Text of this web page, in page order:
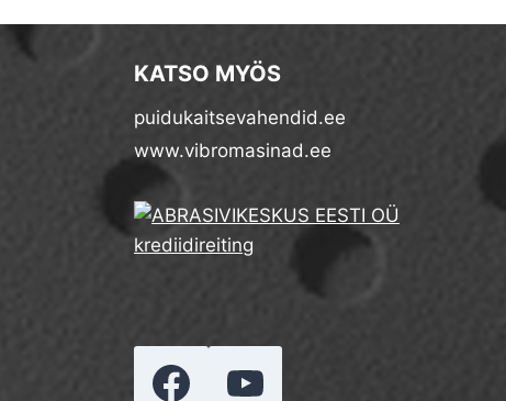
KATSO MYÖS
puidukaitsevahendid.ee
www.vibromasinad.ee